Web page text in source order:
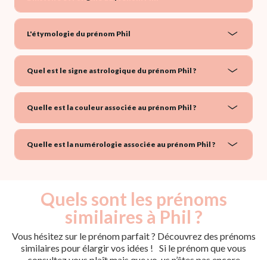
L'étymologie du prénom Phil
Quel est le signe astrologique du prénom Phil ?
Quelle est la couleur associée au prénom Phil ?
Quelle est la numérologie associée au prénom Phil ?
Quels sont les prénoms
similaires à Phil ?
Vous hésitez sur le prénom parfait ? Découvrez des prénoms
similaires pour élargir vos idées ! Si le prénom que vous